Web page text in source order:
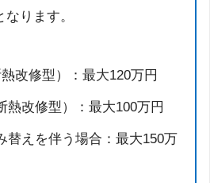
ります。
改修型）：最大120万円
熱改修型）：最大100万円
替えを伴う場合：最大150万